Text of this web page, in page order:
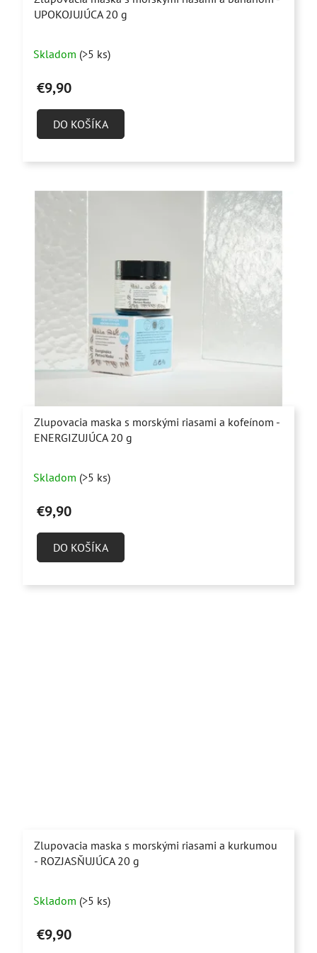
UPOKOJUJÚCA 20 g
hodnotenie
produktu
z
Skladom (>5 ks)
€9,90
DO KOŠÍKA
Zlupovacia maska s morskými riasami a kofeínom -
ENERGIZUJÚCA 20 g
hodnotenie
produktu
z
Skladom (>5 ks)
€9,90
DO KOŠÍKA
Zlupovacia maska s morskými riasami a kurkumou
- ROZJASŇUJÚCA 20 g
hodnotenie
produktu
Skladom (>5 ks)
€9,90